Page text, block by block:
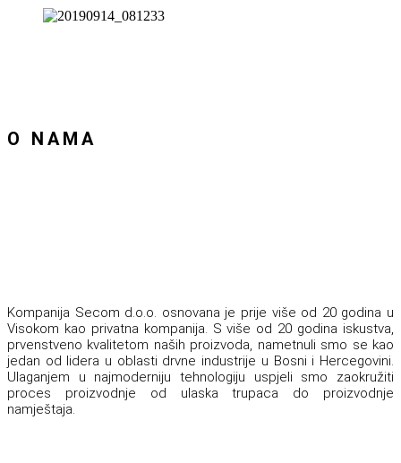
O NAMA
Kompanija Secom d.o.o. osnovana je prije više od 20 godina u
Visokom kao privatna kompanija. S više od 20 godina iskustva,
prvenstveno kvalitetom naših proizvoda, nametnuli smo se kao
jedan od lidera u oblasti drvne industrije u Bosni i Hercegovini.
Ulaganjem u najmoderniju tehnologiju uspjeli smo zaokružiti
proces proizvodnje od ulaska trupaca do proizvodnje
namještaja.